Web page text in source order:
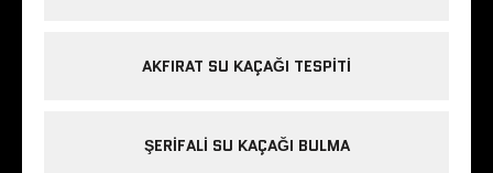
AKFIRAT SU KAÇAĞI TESPITI
ŞERIFALI SU KAÇAĞI BULMA